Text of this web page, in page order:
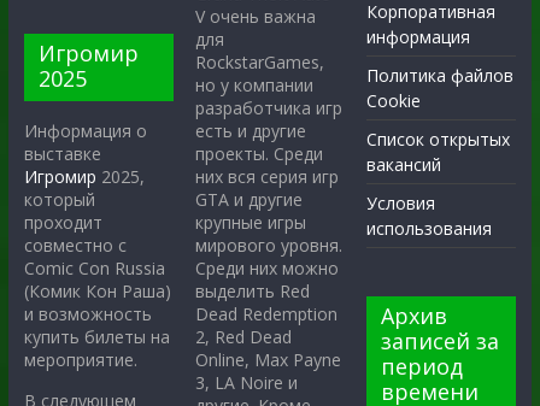
Игромир
2025
Информация о
выставке
Игромир 2025,
который
проходит
совместно с
Comic Con Russia
(Комик Кон Раша)
и возможность
купить билеты на
мероприятие.
В следующем
V очень важна
для
RockstarGames,
но у компании
разработчика игр
есть и другие
проекты. Среди
них вся серия игр
GTA и другие
крупные игры
мирового уровня.
Среди них можно
выделить Red
Dead Redemption
2, Red Dead
Online, Max Payne
3, LA Noire и
Корпоративная
информация
Политика файлов
Cookie
Список открытых
вакансий
Условия
использования
Архив
записей за
период
времени